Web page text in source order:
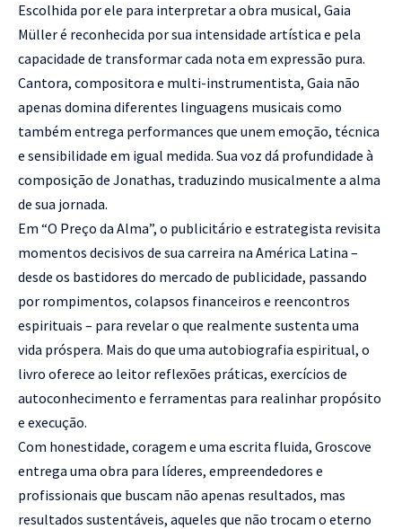
Escolhida por ele para interpretar a obra musical, Gaia
Müller é reconhecida por sua intensidade artística e pela
capacidade de transformar cada nota em expressão pura.
Cantora, compositora e multi-instrumentista, Gaia não
apenas domina diferentes linguagens musicais como
também entrega performances que unem emoção, técnica
e sensibilidade em igual medida. Sua voz dá profundidade à
composição de Jonathas, traduzindo musicalmente a alma
de sua jornada.
Em “O Preço da Alma”, o publicitário e estrategista revisita
momentos decisivos de sua carreira na América Latina –
desde os bastidores do mercado de publicidade, passando
por rompimentos, colapsos financeiros e reencontros
espirituais – para revelar o que realmente sustenta uma
vida próspera. Mais do que uma autobiografia espiritual, o
livro oferece ao leitor reflexões práticas, exercícios de
autoconhecimento e ferramentas para realinhar propósito
e execução.
Com honestidade, coragem e uma escrita fluida, Groscove
entrega uma obra para líderes, empreendedores e
profissionais que buscam não apenas resultados, mas
resultados sustentáveis, aqueles que não trocam o eterno